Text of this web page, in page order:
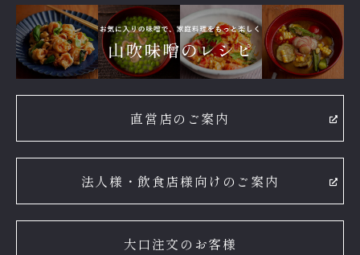
直営店のご案内
法人様・飲食店様向けのご案内
大口注文のお客様